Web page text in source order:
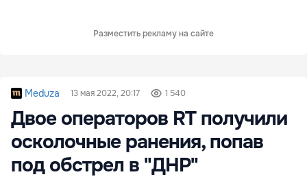
Разместить рекламу на сайте
Meduza 13 мая 2022, 20:17 1 540
Двое операторов RT получили
осколочные ранения, попав
под обстрел в "ДНР"